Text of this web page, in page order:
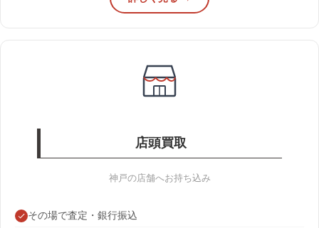
店頭買取
神戸の店舗へお持ち込み
その場で査定・銀行振込